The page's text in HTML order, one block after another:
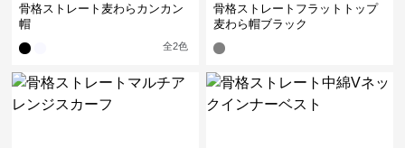
骨格ストレート麦わらカンカン
帽
全2色
骨格ストレートフラットトップ
麦わら帽ブラック